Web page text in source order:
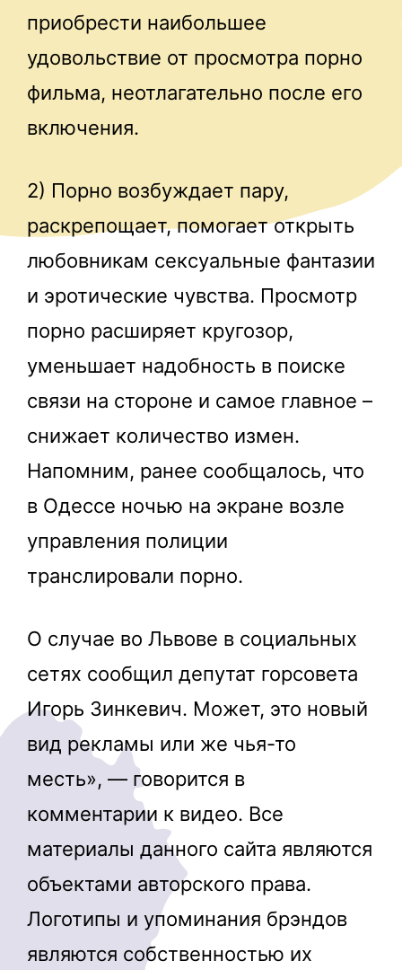
приобрести наибольшее
удовольствие от просмотра порно
фильма, неотлагательно после его
включения.
2) Порно возбуждает пару,
раскрепощает, помогает открыть
любовникам сексуальные фантазии
и эротические чувства. Просмотр
порно расширяет кругозор,
уменьшает надобность в поиске
связи на стороне и самое главное –
снижает количество измен.
Напомним, ранее сообщалось, что
в Одессе ночью на экране возле
управления полиции
транслировали порно.
О случае во Львове в социальных
сетях сообщил депутат горсовета
Игорь Зинкевич. Может, это новый
вид рекламы или же чья-то
месть», — говорится в
комментарии к видео. Все
материалы данного сайта являются
объектами авторского права.
Логотипы и упоминания брэндов
являются собственностью их